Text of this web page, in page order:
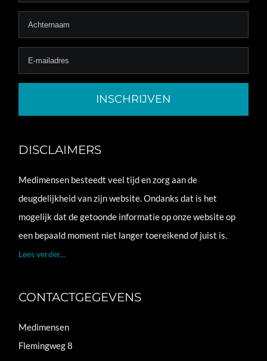
DISCLAIMERS
Medimensen besteedt veel tijd en zorg aan de
deugdelijkheid van zijn website. Ondanks dat is het
mogelijk dat de getoonde informatie op onze website op
een bepaald moment niet langer toereikend of juist is.
Lees verder...
CONTACTGEGEVENS
Medimensen
Flemingweg 8